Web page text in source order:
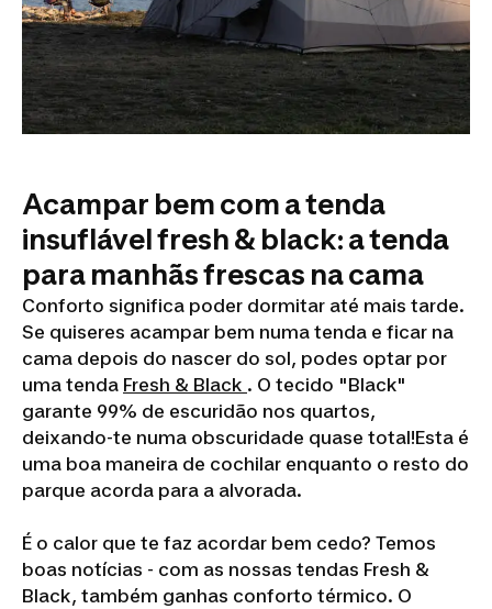
Acampar bem com a tenda
insuflável fresh & black: a tenda
para manhãs frescas na cama
Conforto significa poder dormitar até mais tarde.
Se quiseres acampar bem numa tenda e ficar na
cama depois do nascer do sol, podes optar por
uma tenda Fresh & Black . O tecido "Black"
garante 99% de escuridão nos quartos,
deixando-te numa obscuridade quase total!Esta é
uma boa maneira de cochilar enquanto o resto do
parque acorda para a alvorada.
É o calor que te faz acordar bem cedo? Temos
boas notícias - com as nossas tendas Fresh &
Black, também ganhas conforto térmico. O